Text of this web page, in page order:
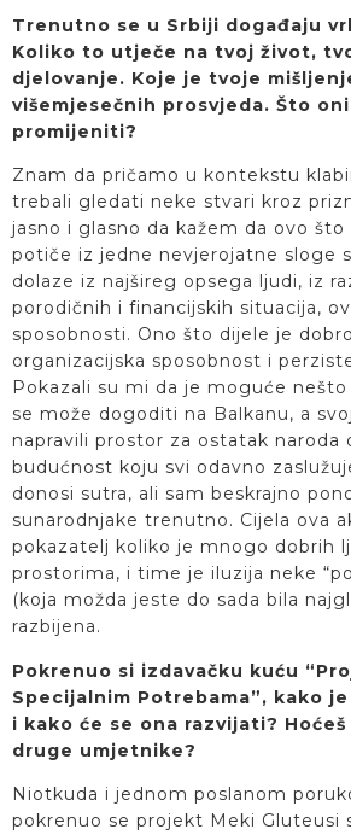
Trenutno se u Srbiji događaju
Koliko to utječe na tvoj život,
djelovanje. Koje je tvoje
višemjesečnih prosvjeda. Što
promijeniti?
Znam da pričamo u kontekstu
trebali gledati neke stvari kroz
jasno i glasno da kažem da ovo što
potiče iz jedne nevjerojatne sloge
dolaze iz najšireg opsega ljudi, iz
porodičnih i financijskih situacija,
sposobnosti. Ono što dijele je
organizacijska sposobnost i
Pokazali su mi da je moguće
se može dogoditi na Balkanu, a
napravili prostor za ostatak naroda
budućnost koju svi odavno
donosi sutra, ali sam beskrajno
sunarodnjake trenutno. Cijela ova
pokazatelj koliko je mnogo dobrih
prostorima, i time je iluzija neke
(koja možda jeste do sada bila
razbijena.
Pokrenuo si izdavačku kuću
Specijalnim Potrebama”, kako
i kako će se ona razvijati?
druge umjetnike?
Niotkuda i jednom poslanom
pokrenuo se projekt Meki Gluteusi